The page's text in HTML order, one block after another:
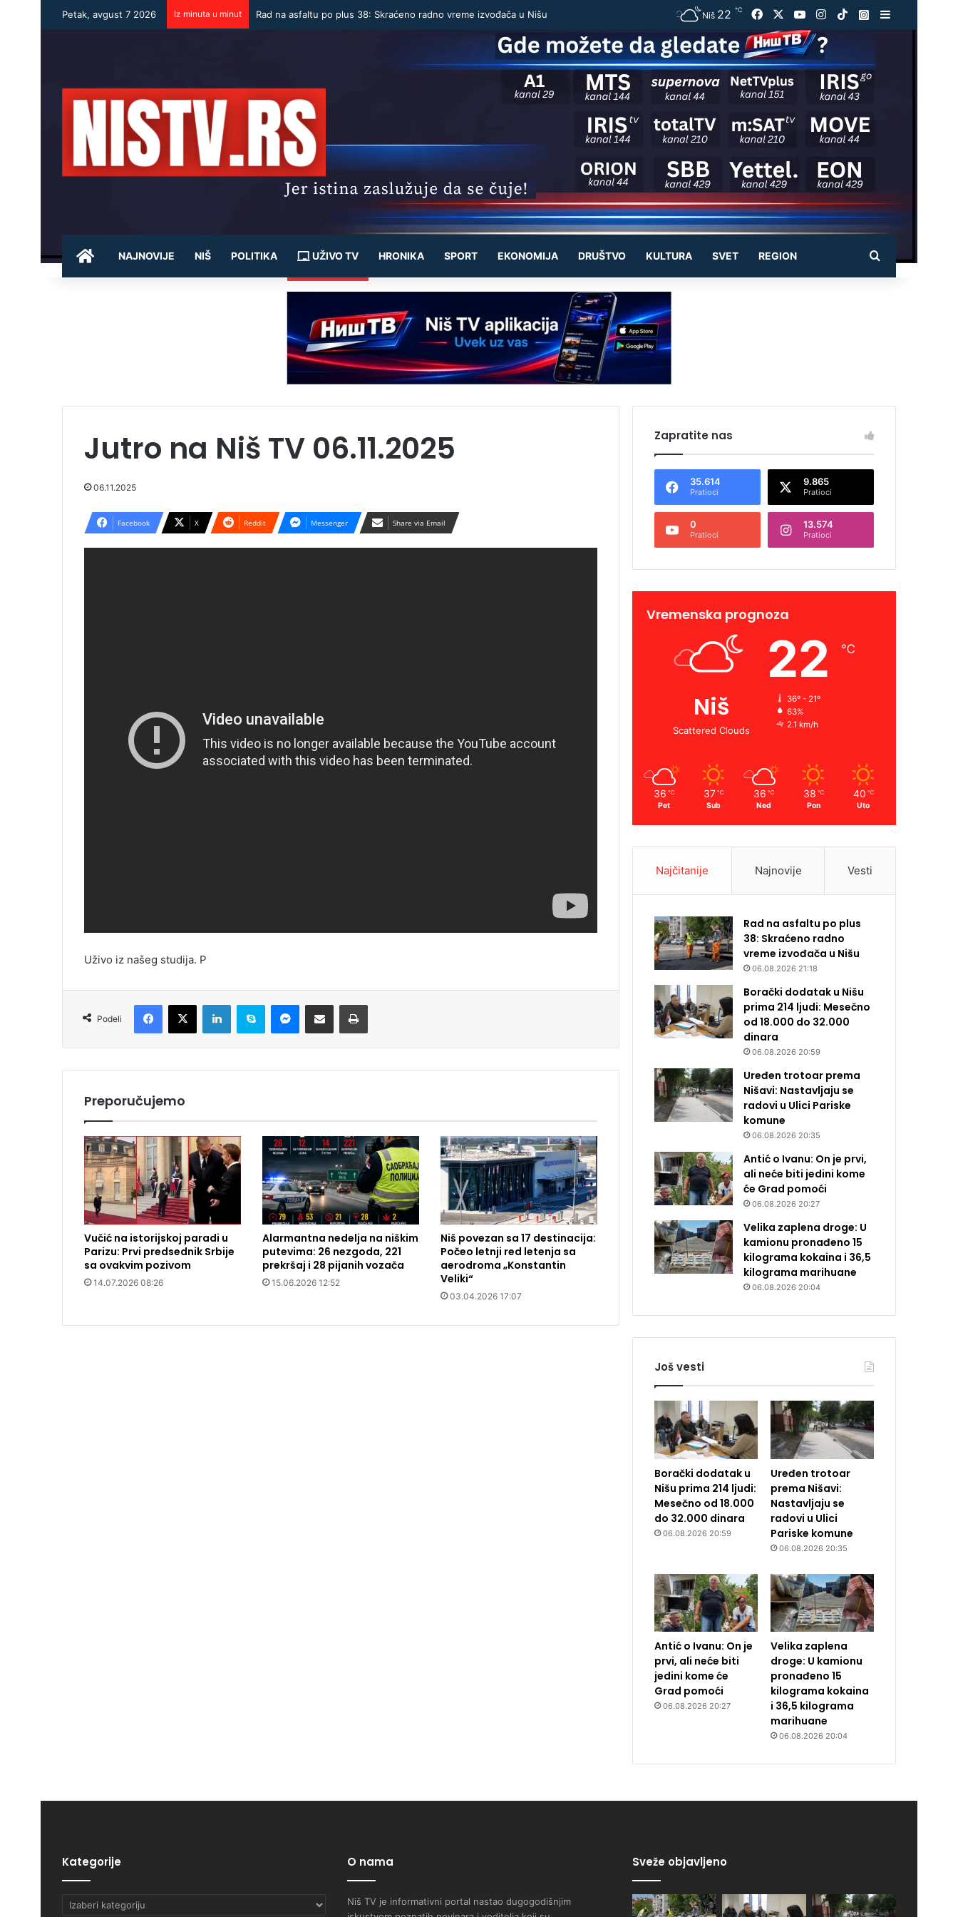
Petak, avgust 7 2026 Iz minuta u minut Rad na asfaltu po plus 38: Skraćeno radno vreme izvođača u Nišu Niš 22 ℃ Facebook YouTubeInstagram
TikTokInstagram
POČETNA
NAJNOVIJE NIŠ POLITIKA UŽIVO TV HRONIKA SPORT EKONOMIJA DRUŠTVO KULTURA SVET REGION Pretraži
Jutro na Niš TV 06.11.2025
06.11.2025
Facebook X Reddit Messenger Share via Email
Uživo iz našeg studija. P
Podeli
Preporučujemo
Vučić na istorijskoj paradi u
Parizu: Prvi predsednik Srbije
sa ovakvim pozivom
14.07.2026 08:26
Alarmantna nedelja na niškim
putevima: 26 nezgoda, 221
prekršaj i 28 pijanih vozača
15.06.2026 12:52
Niš povezan sa 17 destinacija:
Počeo letnji red letenja sa
aerodroma „Konstantin
Veliki“
03.04.2026 17:07
Zapratite nas
35.614
Pratioci
9.865
Pratioci
0
Pratioci
13.574
Pratioci
Vremenska prognoza
Niš
Scattered Clouds
22 ℃
36º - 21º
63%
2.1 km/h
36 ℃
Pet
37 ℃
Sub
36 ℃
Ned
38 ℃
Pon
40 ℃
Uto
Najčitanije Najnovije Vesti
Rad na asfaltu po plus
38: Skraćeno radno
vreme izvođača u Nišu
06.08.2026 21:18
Borački dodatak u Nišu
prima 214 ljudi: Mesečno
od 18.000 do 32.000
dinara
06.08.2026 20:59
Uređen trotoar prema
Nišavi: Nastavljaju se
radovi u Ulici Pariske
komune
06.08.2026 20:35
Antić o Ivanu: On je prvi,
ali neće biti jedini kome
će Grad pomoći
06.08.2026 20:27
Velika zaplena droge: U
kamionu pronađeno 15
kilograma kokaina i 36,5
kilograma marihuane
06.08.2026 20:04
Još vesti
Borački dodatak u
Nišu prima 214 ljudi:
Mesečno od 18.000
do 32.000 dinara
06.08.2026 20:59
Uređen trotoar
prema Nišavi:
Nastavljaju se
radovi u Ulici
Pariske komune
06.08.2026 20:35
Antić o Ivanu: On je
prvi, ali neće biti
jedini kome će
Grad pomoći
06.08.2026 20:27
Velika zaplena
droge: U kamionu
pronađeno 15
kilograma kokaina
i 36,5 kilograma
marihuane
06.08.2026 20:04
Kategorije
Kategorije
O nama
Niš TV je informativni portal nastao dugogodišnjim
Sveže objavljeno